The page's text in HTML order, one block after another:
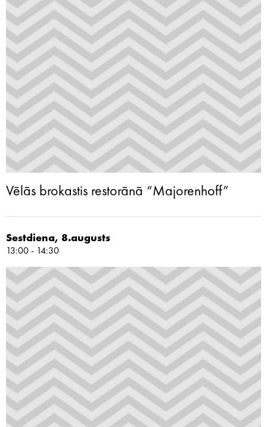
Vēlās brokastis restorānā “Majorenhoff”
Sestdiena, 8.augusts
13:00 - 14:30